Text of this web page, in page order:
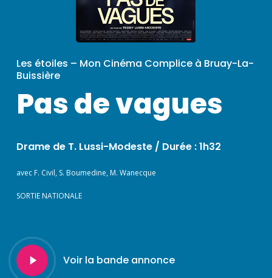
Les étoiles – Mon Cinéma Complice à Bruay-La-
Buissière
Pas de vagues
Drame de T. Lussi-Modeste / Durée : 1h32
avec F. Civil, S. Boumedine, M. Wanecque
SORTIE NATIONALE
Play
Video
Voir la bande annonce